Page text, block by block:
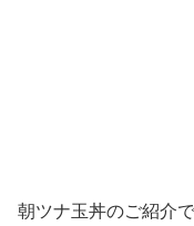
朝ツナ玉丼のご紹介で